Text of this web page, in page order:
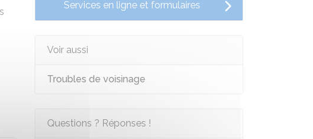
Services en ligne et formulaires
Voir aussi
Troubles de voisinage
Questions ? Réponses !